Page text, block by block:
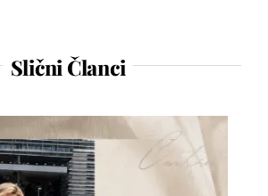
Slični Članci